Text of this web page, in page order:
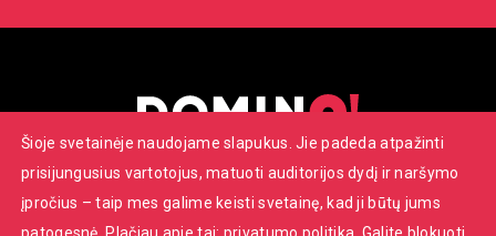
+370 652 22086
Šioje svetainėje naudojame slapukus. Jie padeda atpažinti
prisijungusius vartotojus, matuoti auditorijos dydį ir naršymo
įpročius – taip mes galime keisti svetainę, kad ji būtų jums